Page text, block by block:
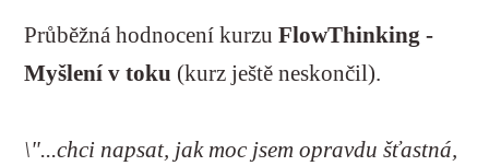
Průběžná hodnocení kurzuFlowThinking -
Myšlení v toku (kurz ještě neskončil).
\"...chci napsat, jak moc jsem opravdu šťastná,